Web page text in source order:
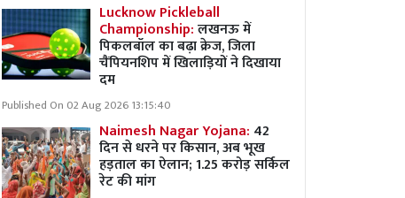
Lucknow Pickleball
Championship:लखनऊ में
पिकलबॉल का बढ़ा क्रेज, जिला
चैंपियनशिप में खिलाड़ियों ने दिखाया
दम
Published On 02 Aug 2026 13:15:40
Naimesh Nagar Yojana: 42
दिन से धरने पर किसान, अब भूख
हड़ताल का ऐलान; 1.25 करोड़ सर्किल
रेट की मांग